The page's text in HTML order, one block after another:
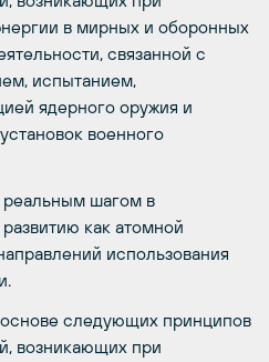
в мирных и оборонных
связанной с
испытанием,
ядерного оружия и
военного
реальным шагом в
как атомной
использования
следующих принципов
возникающих при